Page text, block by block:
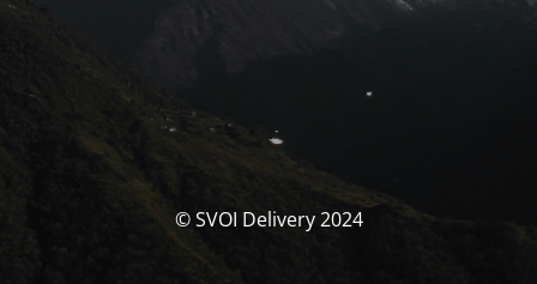
© SVOI Delivery 2024